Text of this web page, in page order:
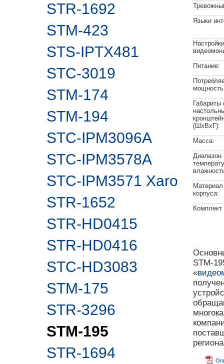
STR-1692
STM-423
STS-IPTX481
STC-3019
STM-174
STM-194
STC-IPM3096A
STC-IPM3578A
STC-IPM3571 Xaro
STR-1652
STR-HD0415
STR-HD0416
STC-HD3083
STM-175
STR-3296
STM-195
STR-1694
Языки
Настройки
Питание:
Габариты
(ШхВхГ):
Масса:
корпуса:
Комплект
STM-
«